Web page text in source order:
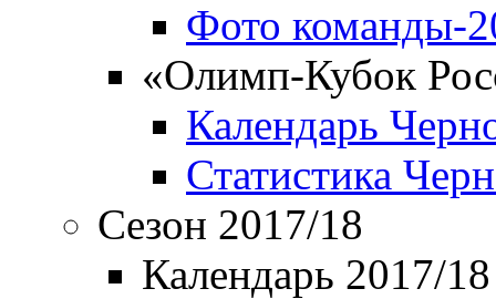
Фото команды-
«Олимп-Кубок
Календарь
Статистика
Сезон 2017/18
Календарь 2017/18